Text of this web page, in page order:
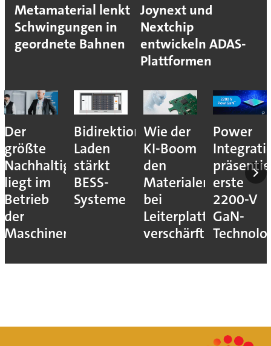
Metamaterial lenkt
Schwingungen in
geordnete Bahnen
Joynext und
Nextchip
entwickeln ADAS-
Plattformen
Der
größte
Nachhaltigkeitshebel
liegt im
Betrieb
der
Maschinen
Bidirektionales
Laden
stärkt
BESS-
Systeme
Wie der
KI-Boom
den
Materialengpass
bei
Leiterplatten
verschärft
Power
erste
2200-V
GaN-